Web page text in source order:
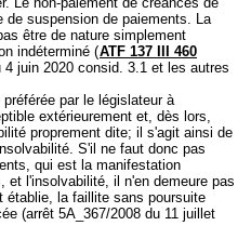
suspension de paiements. La
être de nature simplement
indéterminé (ATF 137 III 460
juin 2020 consid. 3.1 et les autres
par le législateur à
extérieurement et, dès lors,
proprement dite; il s'agit ainsi de
S'il ne faut donc pas
qui est la manifestation
et l'insolvabilité, il n'en demeure pas
établie, la faillite sans poursuite
(arrêt 5A_367/2008 du 11 juillet